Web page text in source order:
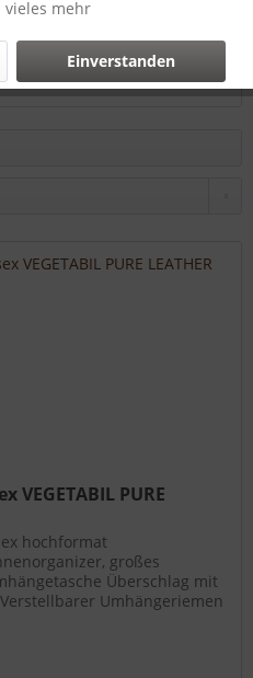
VEGETABIL PURE
hochformat
großes
Überschlag mit
Umhängeriemen
mehr
Einverstanden